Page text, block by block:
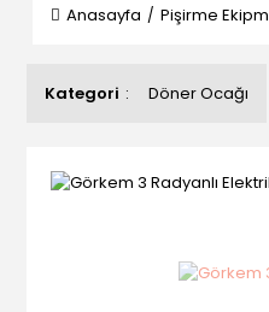
Anasayfa Pişirme
Kategori Döner Ocağı